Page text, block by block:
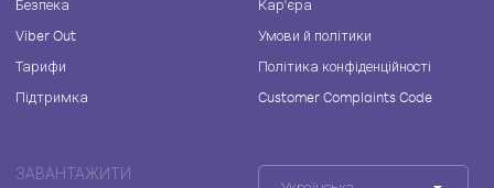
Безпека
Viber Out
Тарифи
Підтримка
Кар'єра
Умови й політики
Політика конфіденційності
Customer Complaints Code
ЗАВАНТАЖИТИ